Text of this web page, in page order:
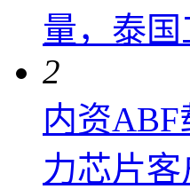
量，泰
2
内资
力芯片